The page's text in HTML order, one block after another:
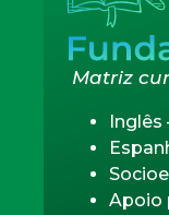
Matriz
Apoio